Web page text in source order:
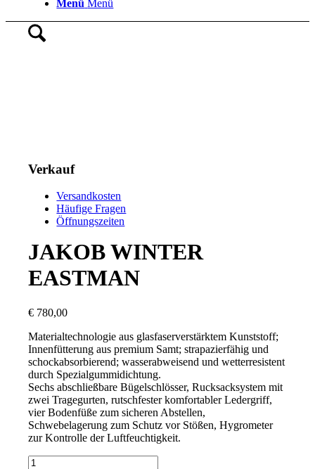
Menü Menü
Verkauf
Versandkosten
Häufige Fragen
Öffnungszeiten
JAKOB WINTER
EASTMAN
€ 780,00
Materialtechnologie aus glasfaserverstärktem Kunststoff;
Innenfütterung aus premium Samt; strapazierfähig und
schockabsorbierend; wasserabweisend und wetterresistent
durch Spezialgummidichtung.
Sechs abschließbare Bügelschlösser, Rucksacksystem mit
zwei Tragegurten, rutschfester komfortabler Ledergriff,
vier Bodenfüße zum sicheren Abstellen,
Schwebelagerung zum Schutz vor Stößen, Hygrometer
zur Kontrolle der Luftfeuchtigkeit.
JAKOB